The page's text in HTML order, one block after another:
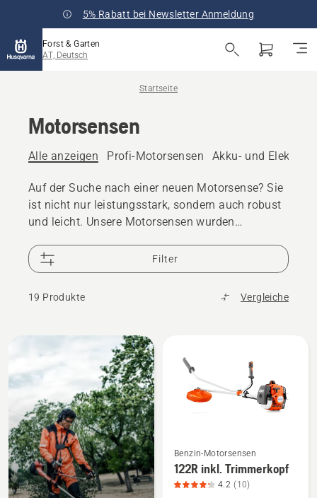
5% Rabatt bei Newsletter Anmeldung
Forst & Garten
AT, Deutsch
Startseite
Motorsensen
Alle anzeigen Profi-Motorsensen Akku- und Elektro-
Auf der Suche nach einer neuen Motorsense? Sie
ist nicht nur leistungsstark, sondern auch robust
und leicht. Unsere Motorsensen wurden
die Sie stolz sein können. Sehen Sie sich unsere
Akku- und Benzinmodelle an.
Filter
19 Produkte Vergleiche
Produkte
Mehr
Details
zu
Benzin-Motorsensen
122R inkl. Trimmerkopf
4.2 (10)